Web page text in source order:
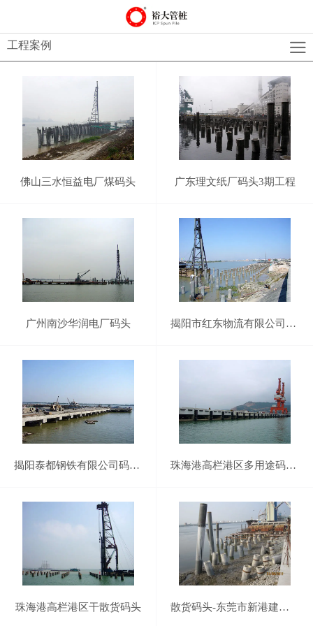
工程案例
佛山三水恒益电厂煤码头 广东理文纸厂码头3期工程
广州南沙华润电厂码头 揭阳市红东物流有限公司1、2、3期码头工程1
揭阳泰都钢铁有限公司码头工程 珠海港高栏港区多用途码头工程
珠海港高栏港区干散货码头 散货码头-东莞市新港建材有限公司件杂货码头